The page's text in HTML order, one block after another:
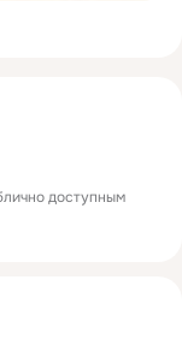
доступным